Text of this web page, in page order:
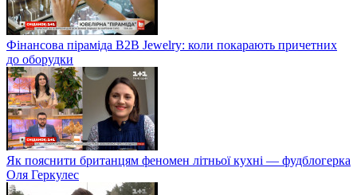
Фінансова піраміда B2B Jewelry: коли покарають причетних
до оборудки
Як пояснити британцям феномен літньої кухні — фудблогерка
Оля Геркулес